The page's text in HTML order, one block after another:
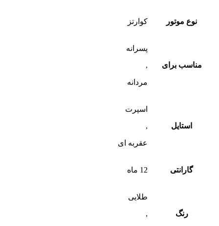
نوع موتور کوارتز
مناسب برای
پسرانه
,
مردانه
استایل
اسپرت
,
عقربه ای
گارانتی 12 ماه
رنگ
طلایی
,